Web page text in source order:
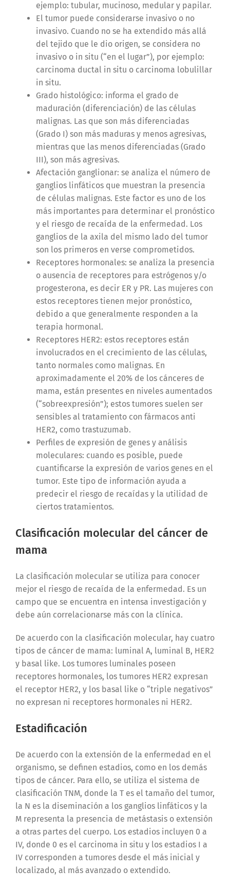
ejemplo: tubular, mucinoso, medular y papilar.
El tumor puede considerarse invasivo o no
invasivo. Cuando no se ha extendido más allá
del tejido que le dio origen, se considera no
invasivo o in situ (“en el lugar”), por ejemplo:
carcinoma ductal in situ o carcinoma lobulillar
in situ.
Grado histológico: informa el grado de
maduración (diferenciación) de las células
malignas. Las que son más diferenciadas
(Grado I) son más maduras y menos agresivas,
mientras que las menos diferenciadas (Grado
III), son más agresivas.
Afectación ganglionar: se analiza el número de
ganglios linfáticos que muestran la presencia
de células malignas. Este factor es uno de los
más importantes para determinar el pronóstico
y el riesgo de recaída de la enfermedad. Los
ganglios de la axila del mismo lado del tumor
son los primeros en verse comprometidos.
Receptores hormonales: se analiza la presencia
o ausencia de receptores para estrógenos y/o
progesterona, es decir ER y PR. Las mujeres con
estos receptores tienen mejor pronóstico,
debido a que generalmente responden a la
terapia hormonal.
Receptores HER2: estos receptores están
involucrados en el crecimiento de las células,
tanto normales como malignas. En
aproximadamente el 20% de los cánceres de
mama, están presentes en niveles aumentados
(“sobreexpresión”); estos tumores suelen ser
sensibles al tratamiento con fármacos anti
HER2, como trastuzumab.
Perfiles de expresión de genes y análisis
moleculares: cuando es posible, puede
cuantificarse la expresión de varios genes en el
tumor. Este tipo de información ayuda a
predecir el riesgo de recaídas y la utilidad de
ciertos tratamientos.
Clasificación molecular del cáncer de
mama
La clasificación molecular se utiliza para conocer
mejor el riesgo de recaída de la enfermedad. Es un
campo que se encuentra en intensa investigación y
debe aún correlacionarse más con la clínica.
De acuerdo con la clasificación molecular, hay cuatro
tipos de cáncer de mama: luminal A, luminal B, HER2
y basal like. Los tumores luminales poseen
receptores hormonales, los tumores HER2 expresan
el receptor HER2, y los basal like o “triple negativos”
no expresan ni receptores hormonales ni HER2.
Estadificación
De acuerdo con la extensión de la enfermedad en el
organismo, se definen estadios, como en los demás
tipos de cáncer. Para ello, se utiliza el sistema de
clasificación TNM, donde la T es el tamaño del tumor,
la N es la diseminación a los ganglios linfáticos y la
M representa la presencia de metástasis o extensión
a otras partes del cuerpo. Los estadios incluyen 0 a
IV, donde 0 es el carcinoma in situ y los estadios I a
IV corresponden a tumores desde el más inicial y
localizado, al más avanzado o extendido.